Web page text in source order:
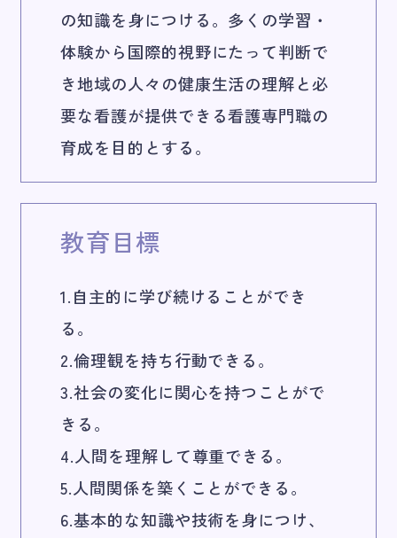
の知識を身につける。多くの学習・
体験から国際的視野にたって判断で
き地域の人々の健康生活の理解と必
要な看護が提供できる看護専門職の
育成を目的とする。
教育目標
1.自主的に学び続けることができ
る。
2.倫理観を持ち行動できる。
3.社会の変化に関心を持つことがで
きる。
4.人間を理解して尊重できる。
5.人間関係を築くことができる。
6.基本的な知識や技術を身につけ、